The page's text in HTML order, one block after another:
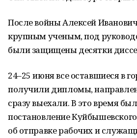
После войны Алексей
крупным ученым, под
были защищены десятки
24–25 июня все оставшиеся в
получили дипломы,
сразу выехали. В это время
постановление
об отправке рабочих и